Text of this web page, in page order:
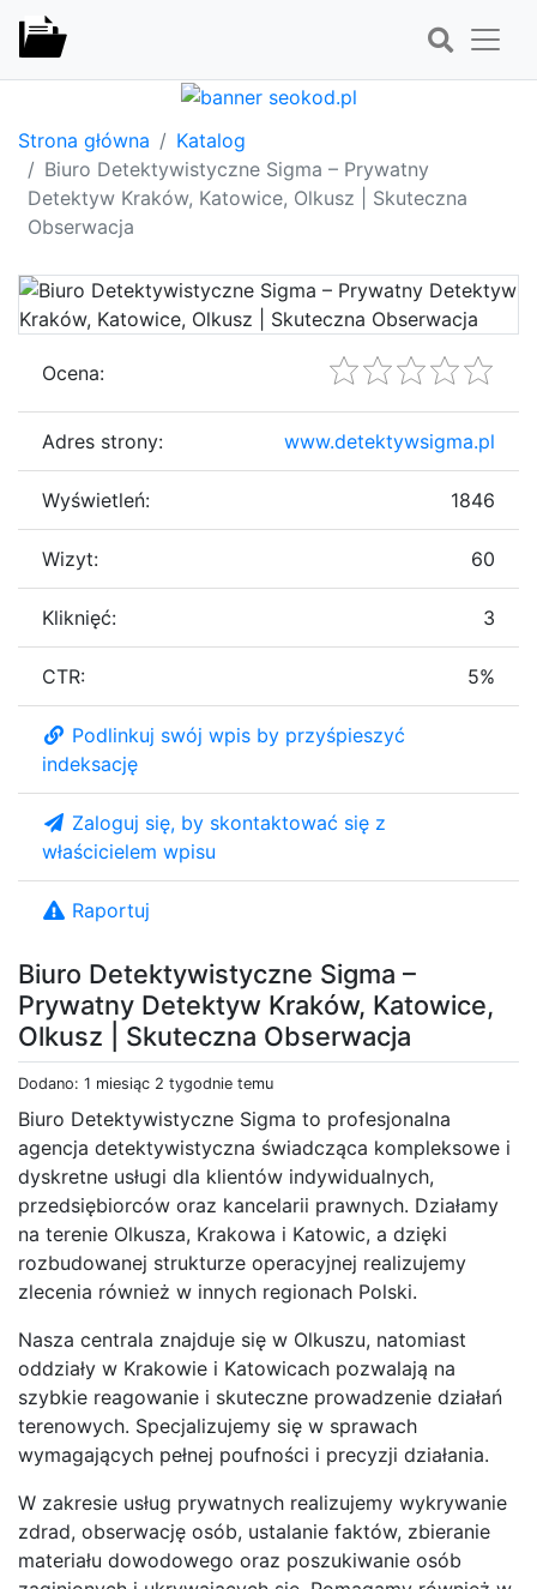
Strona główna
Katalog
Biuro Detektywistyczne Sigma – Prywatny
Detektyw Kraków, Katowice, Olkusz | Skuteczna
Obserwacja
Biuro Detektywistyczne Sigma –
Prywatny Detektyw Kraków, Katowice,
Olkusz | Skuteczna Obserwacja
Dodano: 1 miesiąc 2 tygodnie temu
Biuro Detektywistyczne Sigma to profesjonalna
agencja detektywistyczna świadcząca kompleksowe i
dyskretne usługi dla klientów indywidualnych,
przedsiębiorców oraz kancelarii prawnych. Działamy
na terenie Olkusza, Krakowa i Katowic, a dzięki
rozbudowanej strukturze operacyjnej realizujemy
zlecenia również w innych regionach Polski.
Nasza centrala znajduje się w Olkuszu, natomiast
oddziały w Krakowie i Katowicach pozwalają na
szybkie reagowanie i skuteczne prowadzenie działań
terenowych. Specjalizujemy się w sprawach
wymagających pełnej poufności i precyzji działania.
W zakresie usług prywatnych realizujemy wykrywanie
zdrad, obserwację osób, ustalanie faktów, zbieranie
materiału dowodowego oraz poszukiwanie osób
Ocena:
Adres strony: www.detektywsigma.pl
Wyświetleń: 1846
Wizyt: 60
Kliknięć: 3
CTR: 5%
Podlinkuj swój wpis by przyśpieszyć
indeksację
Zaloguj się, by skontaktować się z
właścicielem wpisu
Raportuj